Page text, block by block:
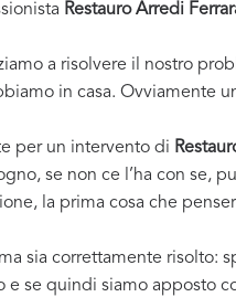
Restauro Arredi
a risolvere il nostro
in casa. Ovviamente
per un intervento di
se non ce l’ha con se,
la prima cosa che
sia correttamente
se quindi siamo apposto